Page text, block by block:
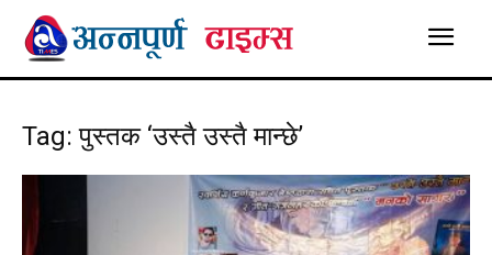
Tag: पुस्तक ‘उस्तै उस्तै मान्छे’